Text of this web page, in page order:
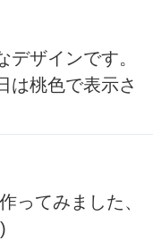
ザインです。
は桃色で表示さ
ってみました、